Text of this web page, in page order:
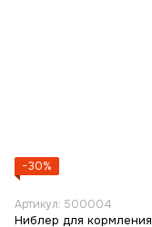
−30%
Артикул: 500004
Ниблер для кормления